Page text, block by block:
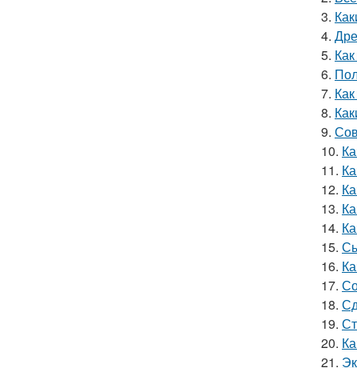
3.
4.
5.
6.
7.
8.
9.
10.
11.
12.
13.
14.
15.
16.
17.
18.
19.
20.
21.